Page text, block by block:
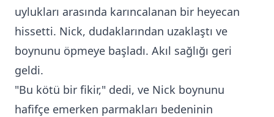
uylukları arasında karıncalanan bir heyecan
hissetti. Nick, dudaklarından uzaklaştı ve
boynunu öpmeye başladı. Akıl sağlığı geri
geldi.
"Bu kötü bir fikir," dedi, ve Nick boynunu
hafifçe emerken parmakları bedeninin